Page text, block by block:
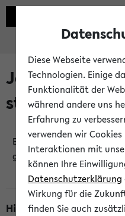
Jetzt und in
stattfindende
Es wurden keine jetzt
gefunden!
Hinweise zur Liste
Diese Webseite
Technologien. Einige
Funktionalität der
während andere uns
Erfahrung zu
verwenden wir
Interaktionen mit
können Ihre
Datenschutzerklärung
Wirkung für die
finden Sie auch